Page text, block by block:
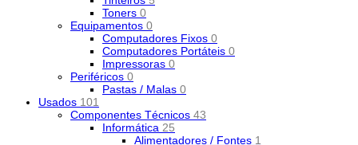
Toners 0
Equipamentos 0
Computadores Fixos 0
Computadores Portáteis 0
Impressoras 0
Periféricos 0
Pastas / Malas 0
Usados 101
Componentes Técnicos 43
Informática 25
Alimentadores / Fontes 1